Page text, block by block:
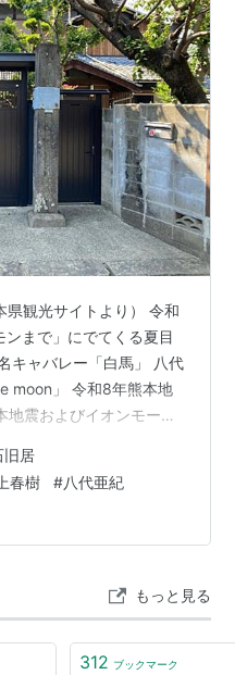
県観光サイトより） 令和
まで」にでてくる夏目
キャバレー「白馬」 八代
moon」 令和8年熊本地
震およびイオンモール
屋、モノが散乱した被災
、 「うわぁー こんなん
のときばかりは明日は我
ろって呑気な性格で、災
旧居
春樹 #八代亜紀
もっと見る
312 ブックマーク